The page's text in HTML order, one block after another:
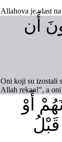
Allahova je vlast
أَن
Oni koji su izostali
Allah rekao!", a
أَوْ